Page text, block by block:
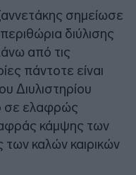
σημείωσε
διύλισης
από τις
πάντοτε είναι
Διυλιστηρίου
σε ελαφρώς
κάμψης των
των καλών καιρικών